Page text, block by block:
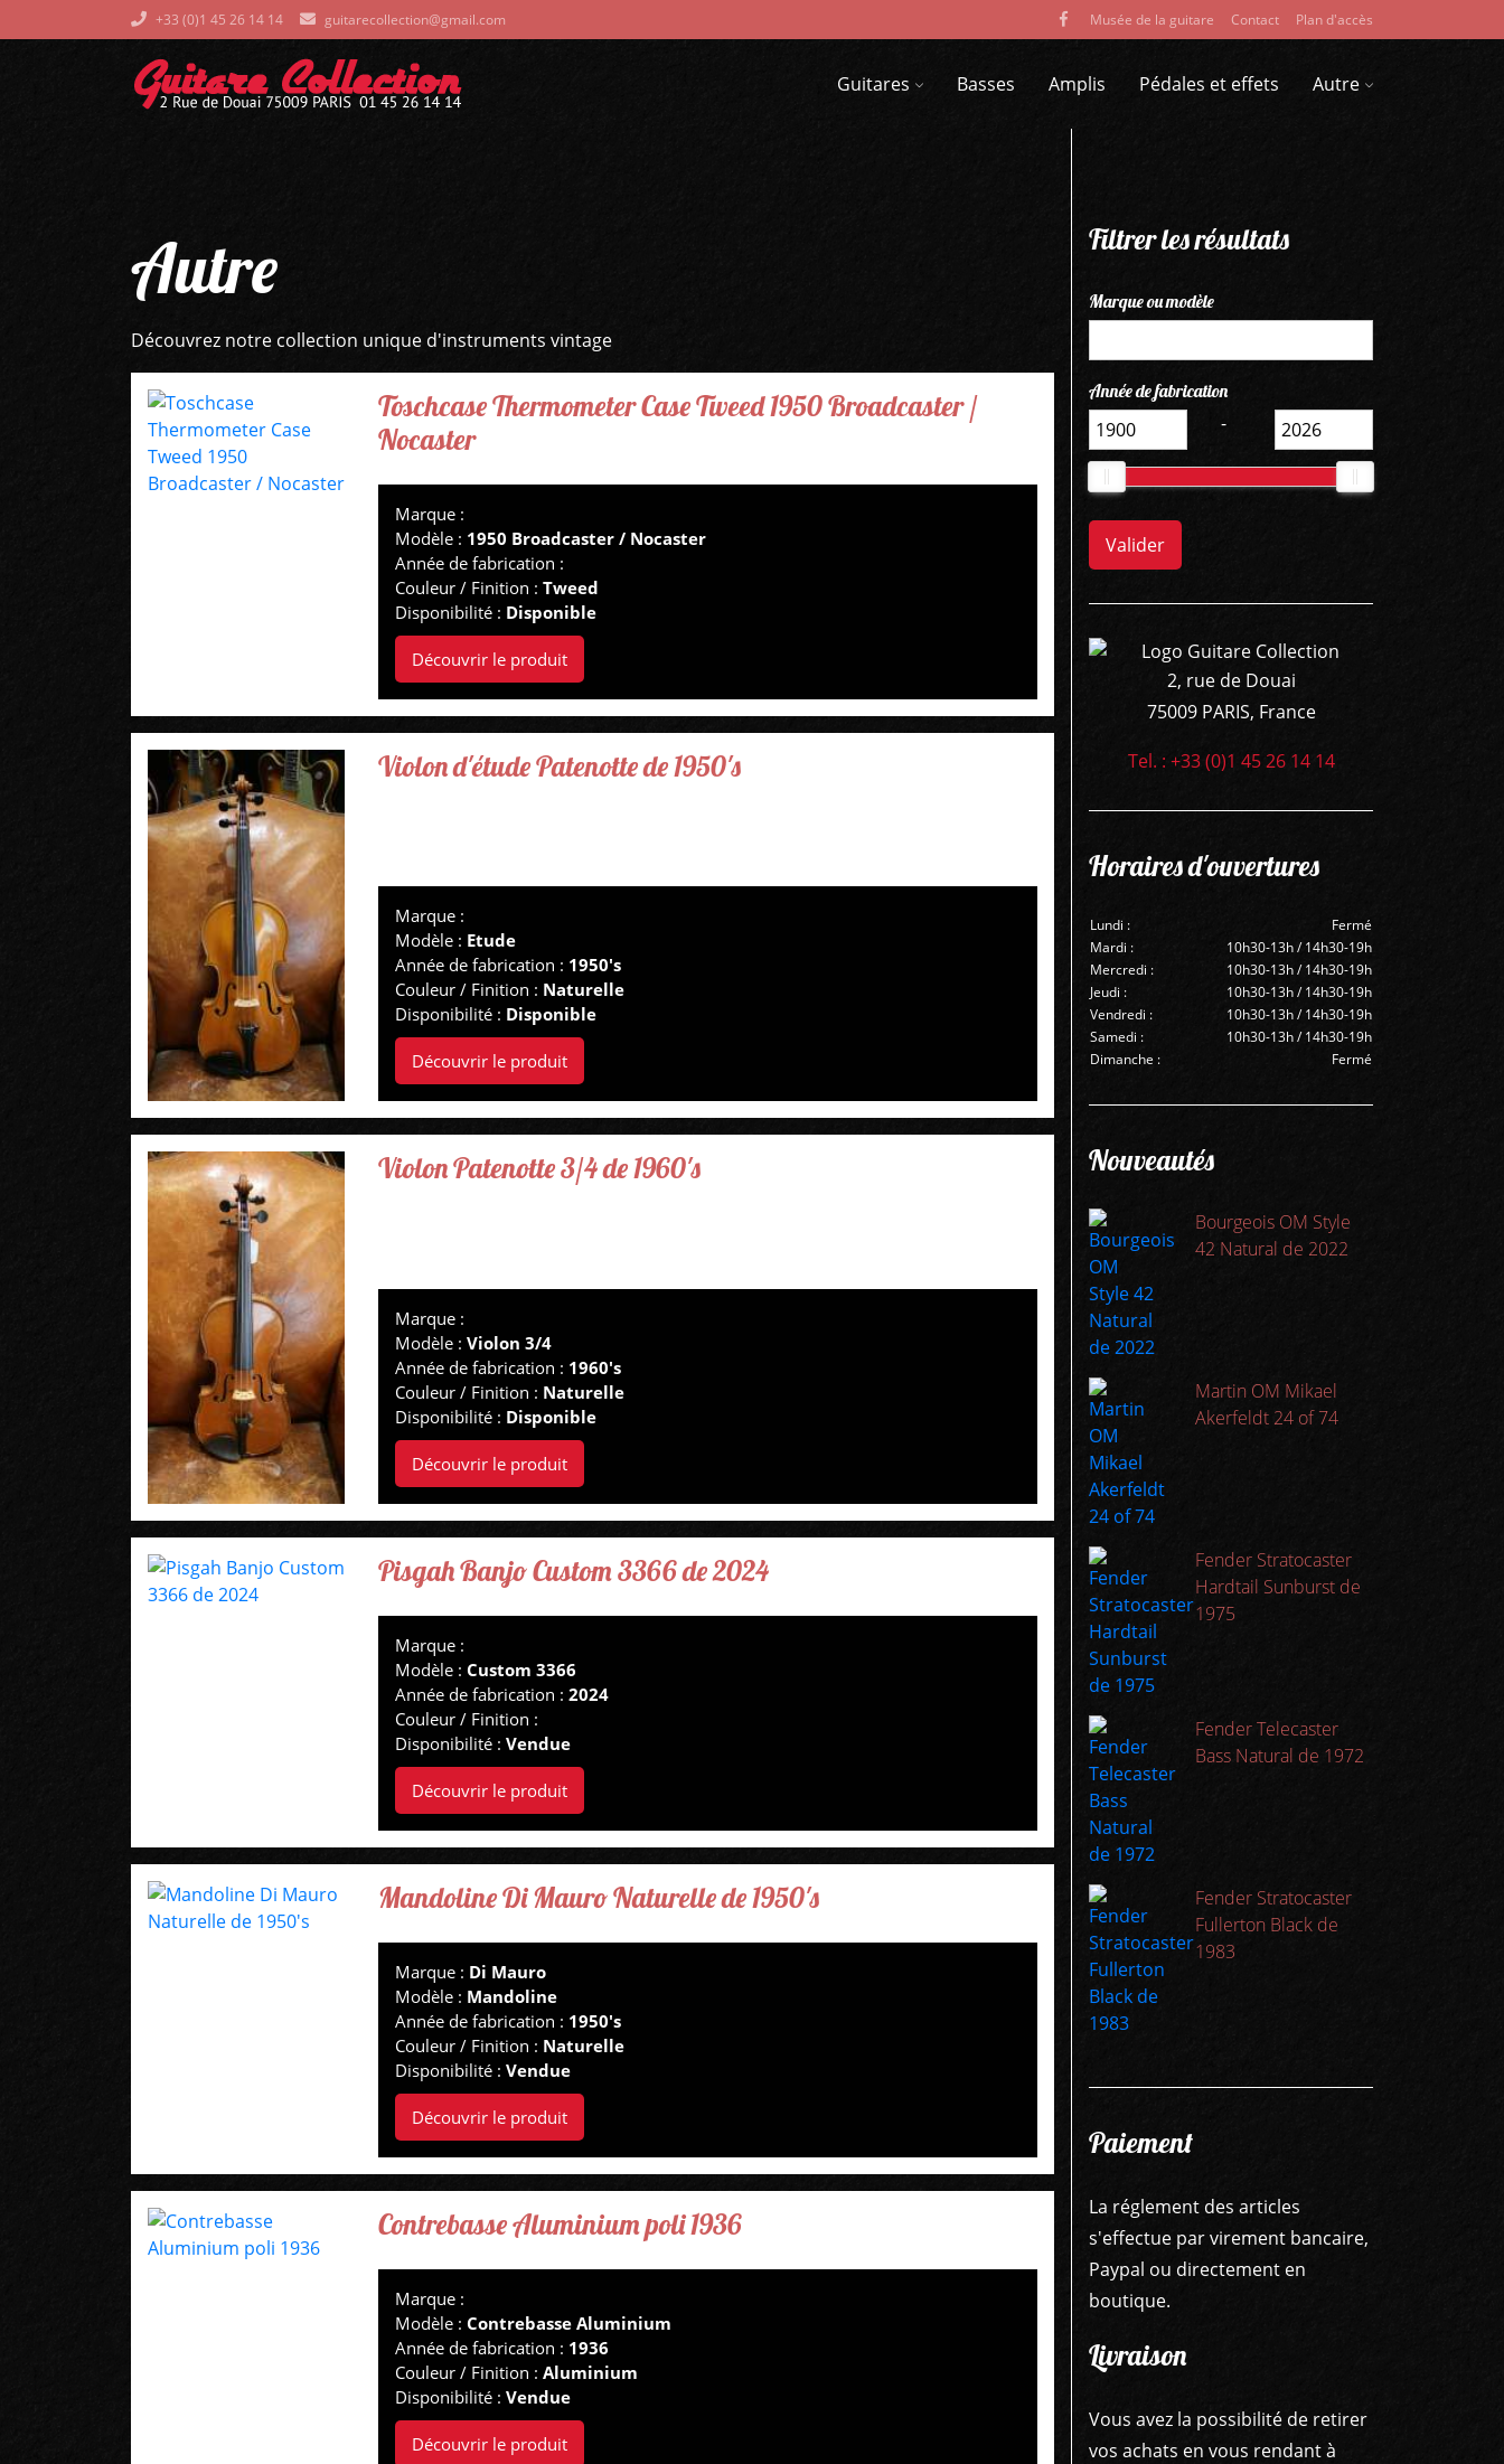
+33 (0)1 45 26 14 14 guitarecollection@gmail.com Musée de la guitare Contact Plan d'accès
Guitares Basses Amplis Pédales et effets Autre
Autre
Découvrez notre collection unique d'instruments vintage
Toschcase Thermometer Case Tweed 1950 Broadcaster /
Nocaster
Marque :
Modèle : 1950 Broadcaster / Nocaster
Année de fabrication :
Couleur / Finition :Tweed
Disponibilité : Disponible
Découvrir le produit
Violon d'étude Patenotte de 1950's
Marque :
Modèle : Etude
Année de fabrication : 1950's
Couleur / Finition : Naturelle
Disponibilité : Disponible
Découvrir le produit
Violon Patenotte 3/4 de 1960's
Marque :
Modèle :Violon 3/4
Année de fabrication : 1960's
Couleur / Finition : Naturelle
Disponibilité : Disponible
Découvrir le produit
Pisgah Banjo Custom 3366 de 2024
Marque :
Modèle :Custom 3366
Année de fabrication :2024
Couleur / Finition :
Disponibilité :Vendue
Découvrir le produit
Mandoline Di Mauro Naturelle de 1950's
Marque : Di Mauro
Modèle : Mandoline
Année de fabrication : 1950's
Couleur / Finition : Naturelle
Disponibilité :Vendue
Découvrir le produit
Contrebasse Aluminium poli 1936
Marque :
Modèle :Contrebasse Aluminium
Année de fabrication : 1936
Couleur / Finition :Aluminium
Disponibilité :Vendue
Découvrir le produit
Filtrer les résultats
Marque ou modèle
Année de fabrication
-
Valider
2, rue de Douai
75009 PARIS, France
Tel. : +33 (0)1 45 26 14 14
Horaires d'ouvertures
Lundi :
Fermé
Mardi :
10h30-13h / 14h30-19h
Mercredi :
10h30-13h / 14h30-19h
Jeudi :
10h30-13h / 14h30-19h
Vendredi :
10h30-13h / 14h30-19h
Samedi :
10h30-13h / 14h30-19h
Dimanche :
Fermé
Nouveautés
Bourgeois OM Style
42 Natural de 2022
Martin OM Mikael
Akerfeldt 24 of 74
Fender Stratocaster
Hardtail Sunburst de
1975
Fender Telecaster
Bass Natural de 1972
Fender Stratocaster
Fullerton Black de
1983
Paiement
La réglement des articles
s'effectue par virement bancaire,
Paypal ou directement en
boutique.
Livraison
Vous avez la possibilité de retirer
vos achats en vous rendant à